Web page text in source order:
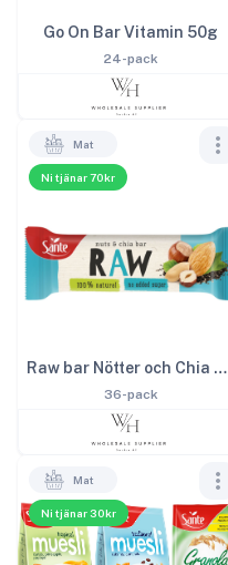
Go On Bar Vitamin 50g
24-pack
Ni tjänar 70kr
Mat
Raw bar Nötter och Chia 35g
36-pack
Ni tjänar 30kr
Mat